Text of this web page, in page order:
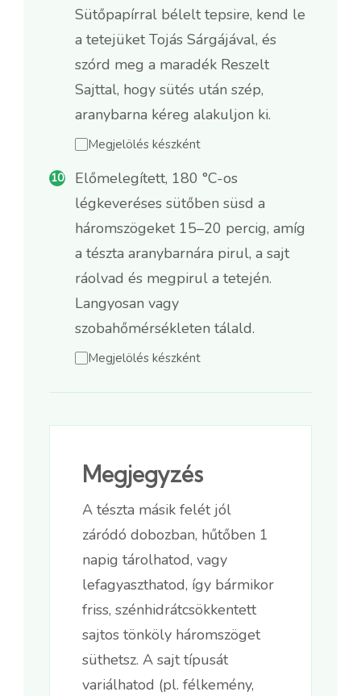
Sütőpapírral bélelt tepsire, kend le
a tetejüket Tojás Sárgájával, és
szórd meg a maradék Reszelt
Sajttal, hogy sütés után szép,
aranybarna kéreg alakuljon ki.
Megjelölés készként
Előmelegített, 180 °C-os
légkeveréses sütőben süsd a
háromszögeket 15–20 percig, amíg
a tészta aranybarnára pirul, a sajt
ráolvad és megpirul a tetején.
Langyosan vagy
szobahőmérsékleten tálald.
Megjelölés készként
Megjegyzés
A tészta másik felét jól
záródó dobozban, hűtőben 1
napig tárolhatod, vagy
lefagyaszthatod, így bármikor
friss, szénhidrátcsökkentett
sajtos tönköly háromszöget
süthetsz. A sajt típusát
variálhatod (pl. félkemény,